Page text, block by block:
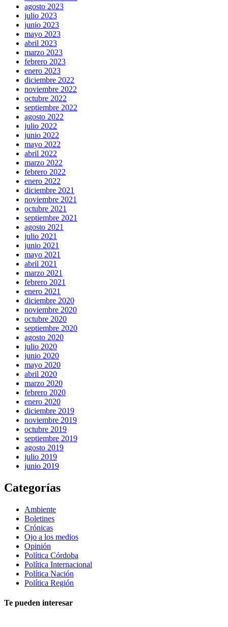
agosto 2023
julio 2023
junio 2023
mayo 2023
abril 2023
marzo 2023
febrero 2023
enero 2023
diciembre 2022
noviembre 2022
octubre 2022
septiembre 2022
agosto 2022
julio 2022
junio 2022
mayo 2022
abril 2022
marzo 2022
febrero 2022
enero 2022
diciembre 2021
noviembre 2021
octubre 2021
septiembre 2021
agosto 2021
julio 2021
junio 2021
mayo 2021
abril 2021
marzo 2021
febrero 2021
enero 2021
diciembre 2020
noviembre 2020
octubre 2020
septiembre 2020
agosto 2020
julio 2020
junio 2020
mayo 2020
abril 2020
marzo 2020
febrero 2020
enero 2020
diciembre 2019
noviembre 2019
octubre 2019
septiembre 2019
agosto 2019
julio 2019
junio 2019
Categorías
Ambiente
Boletines
Crónicas
Ojo a los medios
Opinión
Política Córdoba
Política Internacional
Política Nación
Política Región
Te pueden interesar